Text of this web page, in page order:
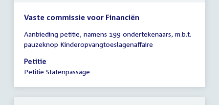
Vaste commissie voor Financiën
vergadering
13:30
-
13:45
Aanbieding petitie, namens 199 ondertekenaars, m.b.t.
pauzeknop Kinderopvangtoeslagenaffaire
Petitie
Petitie Statenpassage